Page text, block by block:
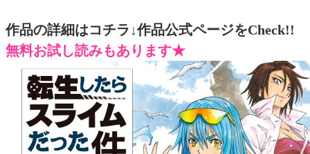
作品の詳細はコチラ↓作品公式ページをCheck!!
無料お試し読みもあります★